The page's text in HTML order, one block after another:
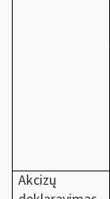
Akcizų